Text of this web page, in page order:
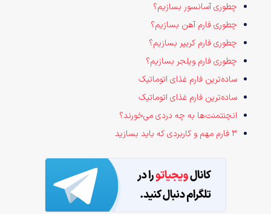
چطوری آسانسور بسازیم؟
چطوری فارم آهن بسازیم؟
چطوری فارم کریپر بسازیم؟
چطوری فارم ویلجر بسازیم؟
ساده‌ترین فارم غذای اتوماتیک
ساده‌ترین فارم غذای اتوماتیک
انچنتمنت‌ها به چه دردی می‌خورند؟
۳ فارم مهم و کاربردی که باید بسازید